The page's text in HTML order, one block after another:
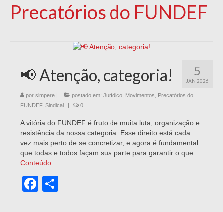
Precatórios do FUNDEF
5
JAN 2026
📢 Atenção, categoria!
por simpere postado em: Jurídico Movimentos
Precatórios do
FUNDEF, Sindical 0
A vitória do FUNDEF é fruto de muita luta, organização e
resistência da nossa categoria. Esse direito está cada
vez mais perto de se concretizar, e agora é fundamental
que todas e todos façam sua parte para garantir o que …
Conteúdo
Facebook